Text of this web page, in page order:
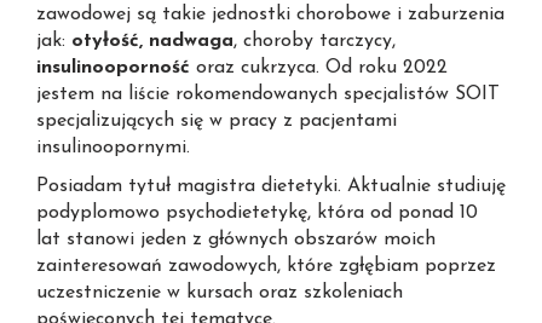
zawodowej są takie jednostki chorobowe i zaburzenia
jak: otyłość, nadwaga, choroby tarczycy,
insulinooporność oraz cukrzyca. Od roku 2022
jestem na liście rokomendowanych specjalistów SOIT
specjalizujących się w pracy z pacjentami
insulinoopornymi.
Posiadam tytuł magistra dietetyki. Aktualnie studiuję
podyplomowo psychodietetykę, która od ponad 10
lat stanowi jeden z głównych obszarów moich
zainteresowań zawodowych, które zgłębiam poprzez
uczestniczenie w kursach oraz szkoleniach